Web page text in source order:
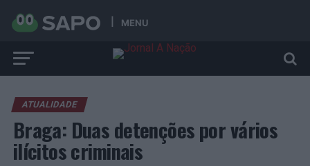
MENU
ATUALIDADE
Braga: Duas detenções por vários
ilícitos criminais